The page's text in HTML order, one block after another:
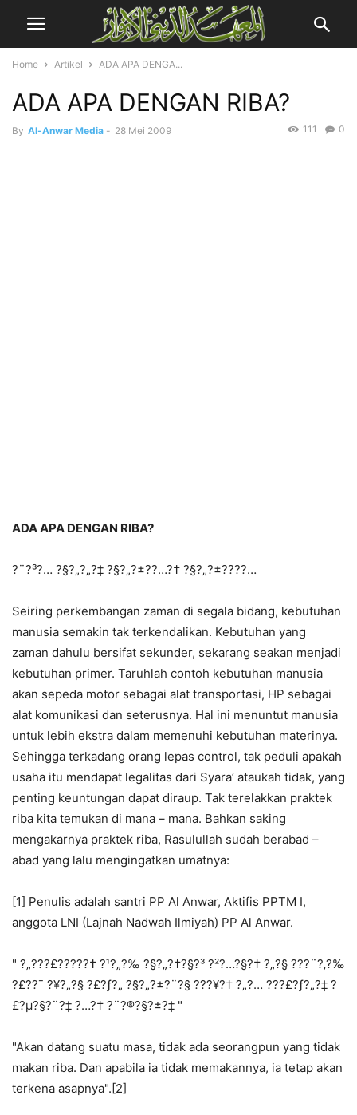
Home Artikel ADA APA DENGA...
ADA APA DENGAN RIBA?
By Al-Anwar Media - 28 Mei 2009 0
111
ADA APA DENGAN RIBA?
?¨?³?… ?§?„?„?‡ ?§?„?±?­?…?† ?§?„?±?­???…
Seiring perkembangan zaman di segala bidang, kebutuhan
manusia semakin tak terkendalikan. Kebutuhan yang
zaman dahulu bersifat sekunder, sekarang seakan menjadi
kebutuhan primer. Taruhlah contoh kebutuhan manusia
akan sepeda motor sebagai alat transportasi, HP sebagai
alat komunikasi dan seterusnya. Hal ini menuntut manusia
untuk lebih ekstra dalam memenuhi kebutuhan materinya.
Sehingga terkadang orang lepas control, tak peduli apakah
usaha itu mendapat legalitas dari Syara’ ataukah tidak, yang
penting keuntungan dapat diraup. Tak terelakkan praktek
riba kita temukan di mana – mana. Bahkan saking
mengakarnya praktek riba, Rasulullah sudah berabad –
abad yang lalu mengingatkan umatnya:
[1] Penulis adalah santri PP Al Anwar, Aktifis PPTM I,
anggota LNI (Lajnah Nadwah Ilmiyah) PP Al Anwar.
" ?„???£?????† ?¹?„?‰ ?§?„?†?§?³ ?²?…?§?† ?„?§ ???¨?‚?‰
?£?­?¯ ?¥?„?§ ?£?ƒ?„ ?§?„?±?¨?§ ???¥?† ?„?… ???£?ƒ?„?‡ ?
£?µ?§?¨?‡ ?…?† ?¨?®?§?±?‡ "
"Akan datang suatu masa, tidak ada seorangpun yang tidak
makan riba. Dan apabila ia tidak memakannya, ia tetap akan
terkena asapnya".[2]